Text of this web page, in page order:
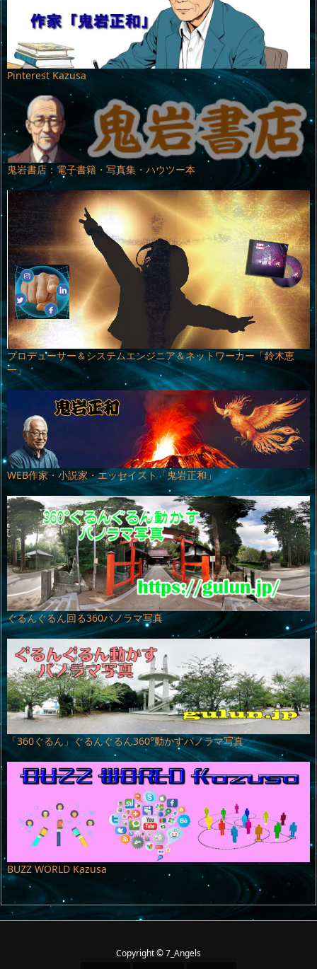
Pinterest Kazusa
鬼岩書店：電子書籍・写真集・ハウツー本
プロデューサー＆システムエンジニア＆ネットワーカー「鈴木恵
一」
WEB作家・小説家・エッセイスト「鬼岩正和」
ぐるんぐるん回る360パノラマ写真
「360ぐるん」ぐるんぐるん360°動かすパノラマ写真
BUZZ WORLD Kazusa
Copyright ©7_Angels